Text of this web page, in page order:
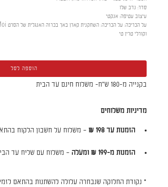
סדר: נדב שלו
עיצוב עטיפה: אנקטי
על הכריכה:
וקורלי טרין טי
הוספה לסל
בקנייה מ-180 ש"ח- משלוח חינם עד הבית
מדיניות משלוחים
הזמנות עד 198 ₪ – משלוח על חשבון הלקוח
הזמנות מ-199 ₪ ומעלה – משלוח עם שליח עד
* נקודת החלוקה שנבחרה עלולה להשתנות בהתאם